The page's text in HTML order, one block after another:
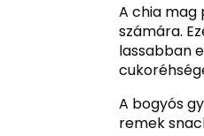
A chia mag
számára.
lassabban
A bogyós
remek